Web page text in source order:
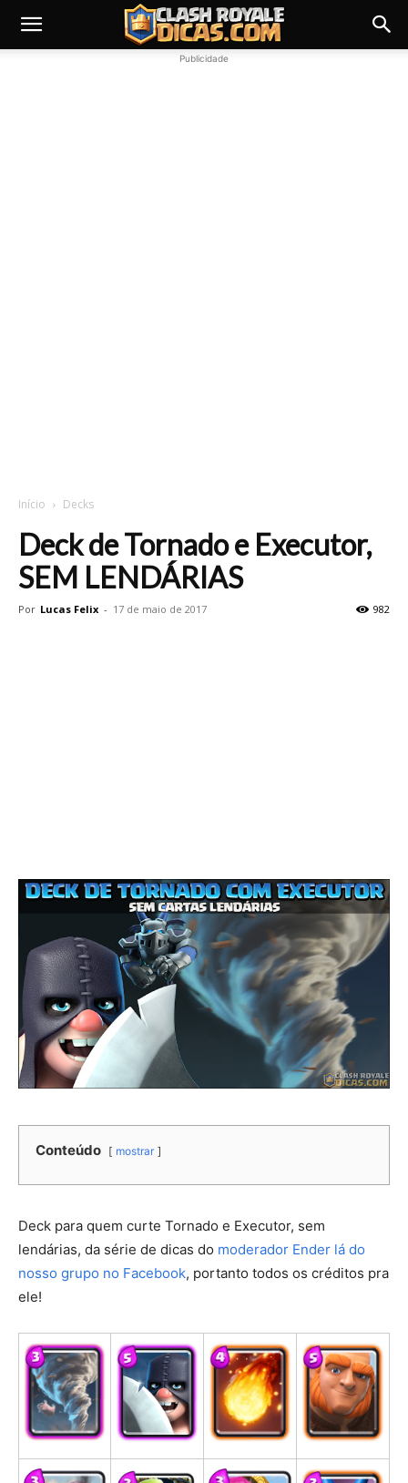
Publicidade
Início Decks
Deck de Tornado e Executor,
SEM LENDÁRIAS
Por Lucas Felix - 17 de maio de 2017 982
Conteúdo mostrar
Deck para quem curte Tornado e Executor, sem
lendárias, da série de dicas do moderador Ender lá do
nosso grupo no Facebook, portanto todos os créditos pra
ele!